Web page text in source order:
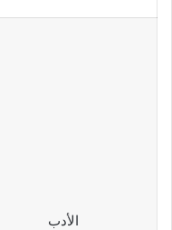
الأدب